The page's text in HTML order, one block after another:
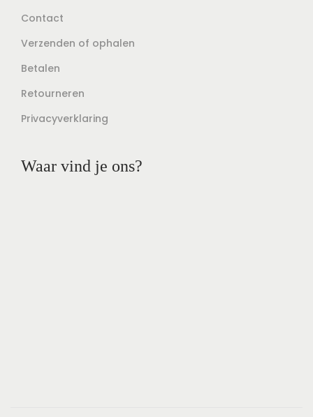
Contact
Verzenden of ophalen
Betalen
Retourneren
Privacyverklaring
Waar vind je ons?